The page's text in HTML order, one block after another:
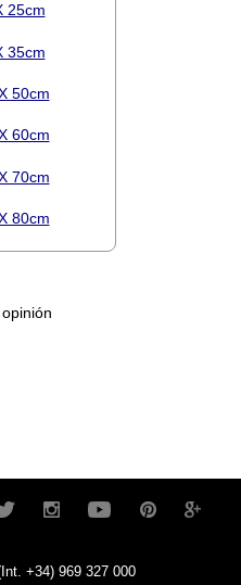
25cm
35cm
50cm
60cm
70cm
80cm
+34) 969 327 000